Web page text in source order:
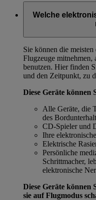
Welche
Sie können die
Flugzeuge mitnehmen,
benutzen. Hier finden
und den Zeitpunkt, zu
Diese Geräte können
Alle Geräte, die
des
CD-Spieler und
Ihre
Elektrische
Persönliche
Schrittmacher,
elektronische
Diese Geräte können
sie auf Flugmodus